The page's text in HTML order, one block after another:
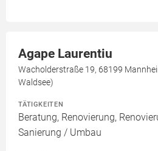
Agape Laurentiu
Wacholderstraße 19, 68199
Waldsee)
TÄTIGKEITEN
Beratung, Renovierung,
Sanierung / Umbau